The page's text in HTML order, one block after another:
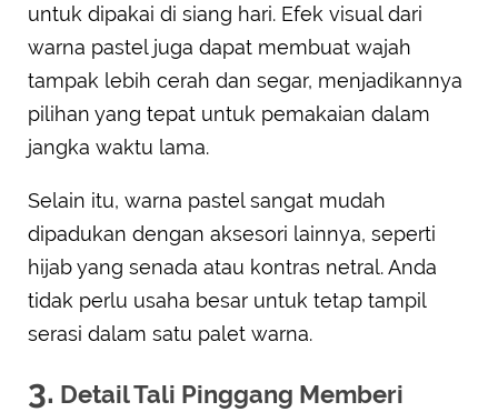
untuk dipakai di siang hari. Efek visual dari
warna pastel juga dapat membuat wajah
tampak lebih cerah dan segar, menjadikannya
pilihan yang tepat untuk pemakaian dalam
jangka waktu lama.
Selain itu, warna pastel sangat mudah
dipadukan dengan aksesori lainnya, seperti
hijab yang senada atau kontras netral. Anda
tidak perlu usaha besar untuk tetap tampil
serasi dalam satu palet warna.
3. Detail Tali Pinggang Memberi